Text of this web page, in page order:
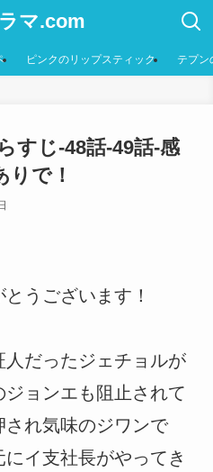
マ.com
ピンクのリップスティック テプン
すじ-48話-49話-感
で！
うございます！
だったジェチョルが
ョンエも阻止されて
され気味のジワンで
イ支社長がやってき